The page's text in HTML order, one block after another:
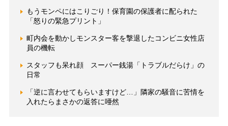
もうモンペにはこりごり！保育園の保護者に配られた
「怒りの緊急プリント」
町内会を動かしモンスター客を撃退したコンビニ女性店
員の機転
スタッフも呆れ顔 スーパー銭湯「トラブルだらけ」の
日常
「逆に言わせてもらいますけど…」隣家の騒音に苦情を
入れたらまさかの返答に唖然